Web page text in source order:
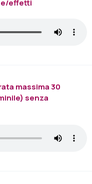
effetti
massima 30
senza